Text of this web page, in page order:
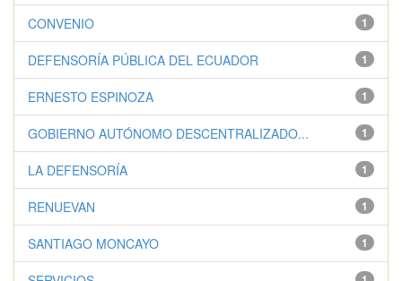
1
CONVENIO
1
DEFENSORÍA PÚBLICA DEL ECUADOR
1
ERNESTO ESPINOZA
1
GOBIERNO AUTÓNOMO DESCENTRALIZADO...
1
LA DEFENSORÍA
1
RENUEVAN
1
SANTIAGO MONCAYO